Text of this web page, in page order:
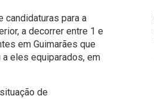
candidaturas para a
a decorrer entre 1 e
em Guimarães que
eles equiparados, em
de